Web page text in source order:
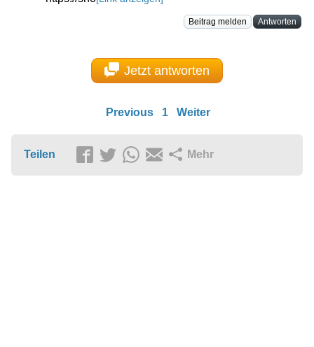
Beitrag melden Antworten
Jetzt antworten
Previous 1 Weiter
Teilen Mehr